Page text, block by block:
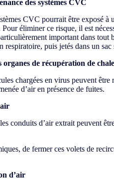
des systèmes CVC
CVC pourrait être exposé
Pour éliminer ce risque, il est
important dans
respiratoire, puis jetés dans un sac
organes de récupération de
chargées en virus peuvent
d’air en présence de fuites.
conduits d’air extrait peuvent
de fermer ces volets de
d’air